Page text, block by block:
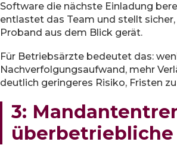
Software die nächste Einladung
entlastet das Team und stellt sicher,
Proband aus dem Blick gerät.
Für Betriebsärzte bedeutet das:
Nachverfolgungsaufwand, mehr
deutlich geringeres Risiko, Fristen
3: